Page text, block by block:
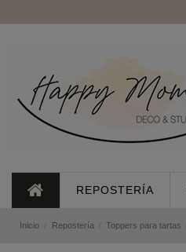
REPOSTERÍA
Inicio Repostería Toppers para tartas